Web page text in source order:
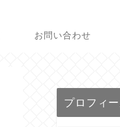
お問い合わせ
プロフィ